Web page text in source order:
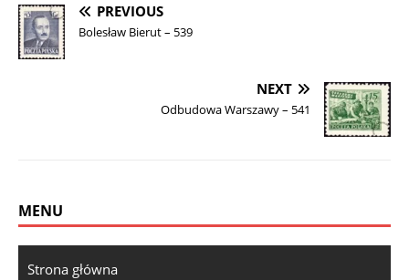
PREVIOUS
Bolesław Bierut – 539
NEXT
Odbudowa Warszawy – 541
MENU
Strona główna